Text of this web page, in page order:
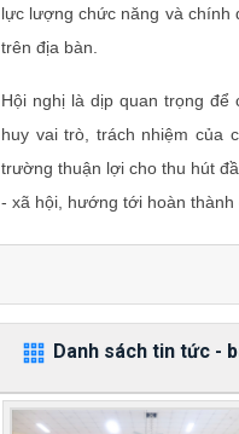
lực lượng chức năng và chính
trên địa bàn.
Hội nghị là dịp quan trọng
huy vai trò, trách nhiệm của
trường thuận lợi cho thu hút
- xã hội, hướng tới hoàn thành
Danh sách tin tức -